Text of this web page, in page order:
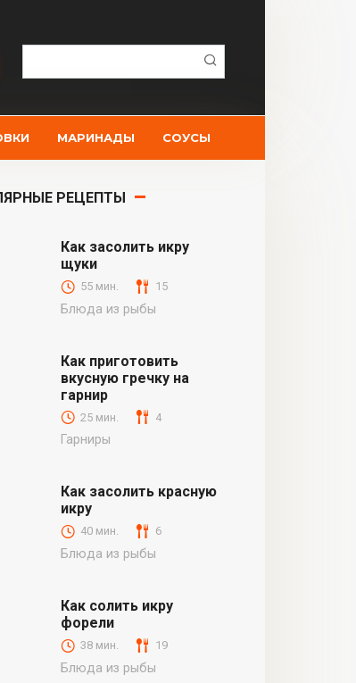
МАРИНАДЫ СОУСЫ
РЕЦЕПТЫ
Как засолить икру
щуки
55 мин. 15
Блюда из рыбы
Как приготовить
вкусную гречку на
гарнир
25 мин. 4
Гарниры
Как засолить красную
икру
40 мин. 6
Блюда из рыбы
Как солить икру
форели
38 мин. 19
Блюда из рыбы